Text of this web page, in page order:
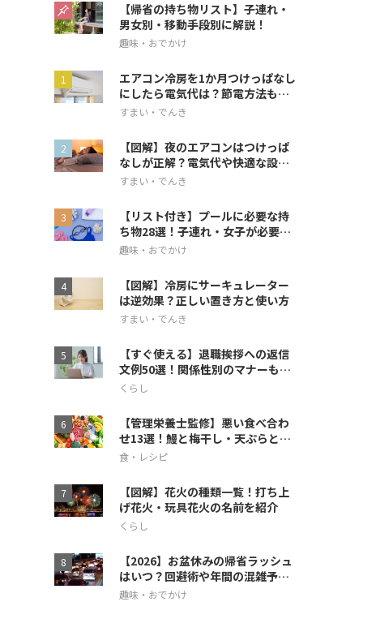
【帰省の持ち物リスト】子連れ・
男女別・移動手段別に解説！
趣味・おでかけ
エアコン冷房を1か月つけっぱなし
にしたら電気代は？節電方法も解
説
すまい・でんき
【図解】夜のエアコンはつけっぱ
なしが正解？電気代や快適な設定
を解説
すまい・でんき
【リスト付き】プールに必要な持
ち物28選！子連れ・女子が必要な
アイテムも
趣味・おでかけ
【図解】冷房にサーキュレーター
は逆効果？正しい置き方と使い方
すまい・でんき
【すぐ使える】退職挨拶への返信
文例50選！関係性別のマナーも徹
底解説
くらし
【管理栄養士監修】悪い食べ合わ
せ13選！鰻と梅干し・天ぷらとス
イカの相性も
食・レシピ
【図解】花火の種類一覧！打ち上
げ花火・玩具花火の名前を紹介
くらし
【2026】お盆休みの帰省ラッシュ
はいつ？回避術や年間の混雑予想
も
趣味・おでかけ